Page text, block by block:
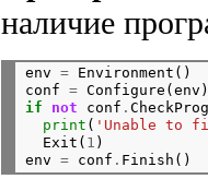
наличие
env = Environment()
conf = Configure(env)
if
not conf .
print ( 'Unable to
  Exit(
1 )
env = conf .